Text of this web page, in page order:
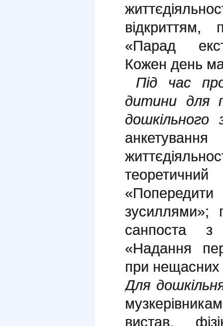
відкриттям,
«Парад
Кожен день
Під час
дитини для
дошкільного
зусиллями»;
санпоста з
«Надання
при нещасних
Для
вистав,